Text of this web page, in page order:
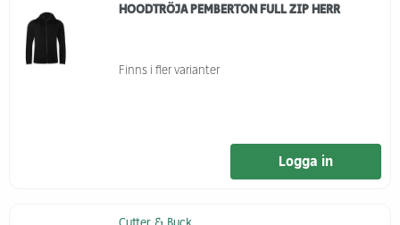
HOODTRÖJA PEMBERTON FULL ZIP HERR
Finns i fler varianter
Logga in